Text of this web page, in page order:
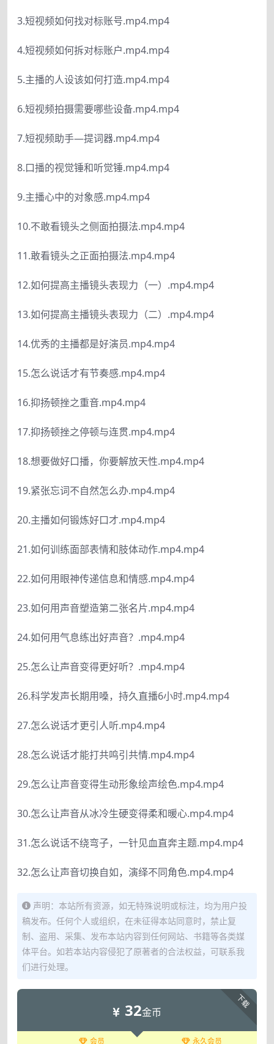
3.短视频如何找对标账号.mp4.mp4
4.短视频如何拆对标账户.mp4.mp4
5.主播的人设该如何打造.mp4.mp4
6.短视频拍摄需要哪些设备.mp4.mp4
7.短视频助手—提词器.mp4.mp4
8.口播的视觉锤和听觉锤.mp4.mp4
9.主播心中的对象感.mp4.mp4
10.不敢看镜头之侧面拍摄法.mp4.mp4
11.敢看镜头之正面拍摄法.mp4.mp4
12.如何提高主播镜头表现力（一）.mp4.mp4
13.如何提高主播镜头表现力（二）.mp4.mp4
14.优秀的主播都是好演员.mp4.mp4
15.怎么说话才有节奏感.mp4.mp4
16.抑扬顿挫之重音.mp4.mp4
17.抑扬顿挫之停顿与连贯.mp4.mp4
18.想要做好口播，你要解放天性.mp4.mp4
19.紧张忘词不自然怎么办.mp4.mp4
20.主播如何锻炼好口才.mp4.mp4
21.如何训练面部表情和肢体动作.mp4.mp4
22.如何用眼神传递信息和情感.mp4.mp4
23.如何用声音塑造第二张名片.mp4.mp4
24.如何用气息练出好声音？.mp4.mp4
25.怎么让声音变得更好听？.mp4.mp4
26.科学发声长期用嗓，持久直播6小时.mp4.mp4
27.怎么说话才更引人听.mp4.mp4
28.怎么说话才能打共鸣引共情.mp4.mp4
29.怎么让声音变得生动形象绘声绘色.mp4.mp4
30.怎么让声音从冰冷生硬变得柔和暖心.mp4.mp4
31.怎么说话不绕弯子，一针见血直奔主题.mp4.mp4
32.怎么让声音切换自如，演绎不同角色.mp4.mp4
声明：本站所有资源，如无特殊说明或标注，均为用户投
稿发布。任何个人或组织，在未征得本站同意时，禁止复
制、盗用、采集、发布本站内容到任何网站、书籍等各类媒
体平台。如若本站内容侵犯了原著者的合法权益，可联系我
们进行处理。
下载
32金币
会员 永久会员